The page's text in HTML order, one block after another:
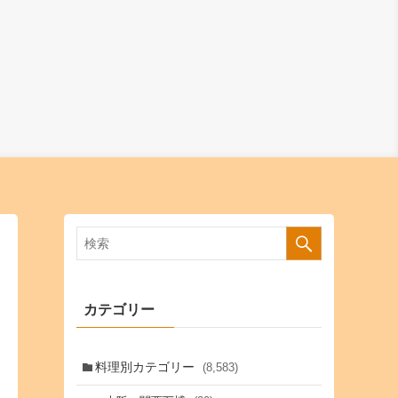
カテゴリー
料理別カテゴリー (8,583)